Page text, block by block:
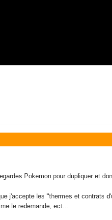
Pokemon pour dupliquer et
j'accepte les "thermes et contrats
le redemande, ect...